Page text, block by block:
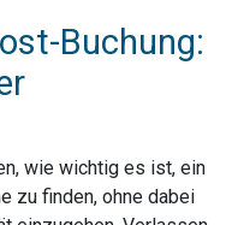
Buchung:
wie wichtig es ist, ein
zu finden, ohne dabei